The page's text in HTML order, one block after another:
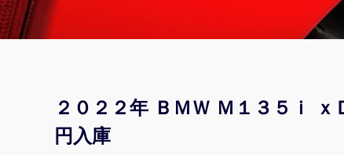
２０２２年 ＢＭＷ Ｍ１３５ｉ
円入庫